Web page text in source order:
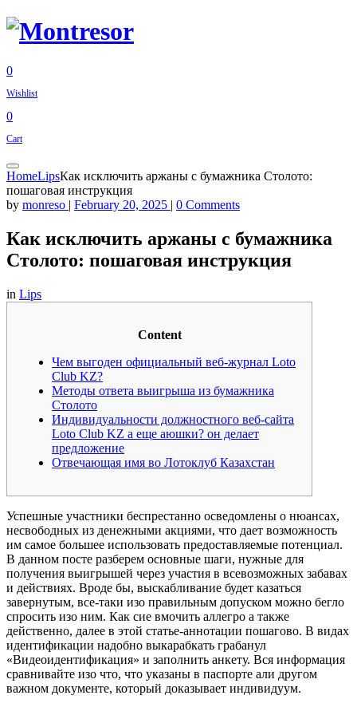
0
Wishlist
0
Cart
HomeLipsКак исключить аржаны с бумажника Столото:
пошаговая инструкция
by monreso | February 20, 2025 | 0 Comments
Как исключить аржаны с бумажника
Столото: пошаговая инструкция
in Lips
Content
Чем выгоден официальный веб-журнал Loto
Club KZ?
Методы ответа выигрыша из бумажника
Столото
Индивидуальности должностного веб-сайта
Loto Club KZ а еще аюшки? он делает
предложение
Отвечающая имя во Лотоклуб Казахстан
Успешные участники беспрестанно осведомлены о нюансах,
несвободных из денежными акциями, что дает возможность
им самое большее использовать предоставляемые потенциал.
В данном посте разберем основные шаги, нужные для
получения выигрышей через участия в всевозможных забавах
и действиях. Вроде бы, выскабливание будет казаться
завернутым, все-таки изо правильным допуском можно бегло
спросить изо ним. Как сие вмочить аллегро а также
действенно, далее в этой статье-аннотации пошагово. В видах
идентификации надобно выкарабкать грабанул
«Видеоидентификация» и заполнить анкету. Вся информация
сравнивайте изо что, что указаны в паспорте али другом
важном документе, который доказывает индивидуум.